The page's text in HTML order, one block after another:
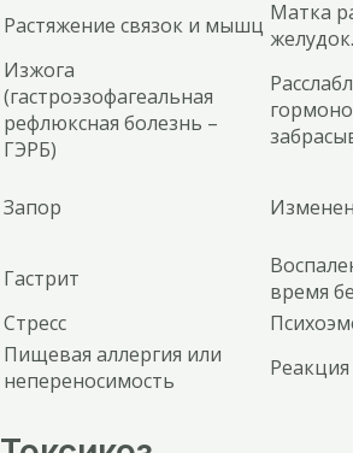
Растяжение связок и мышц Матка
желудок.
Изжога
(гастроэзофагеальная
рефлюксная болезнь –
ГЭРБ)
Запор
Гастрит
время
Стресс
Пищевая аллергия или
непереносимость